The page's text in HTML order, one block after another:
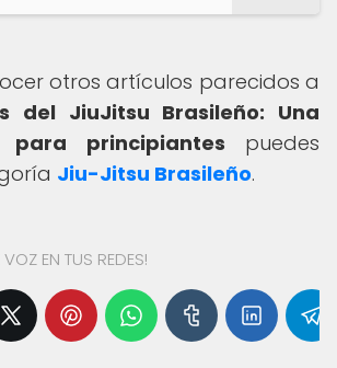
otros artículos parecidos a
del JiuJitsu Brasileño: Una
para principiantes puedes
Jiu-Jitsu Brasileño.
EN TUS REDES!